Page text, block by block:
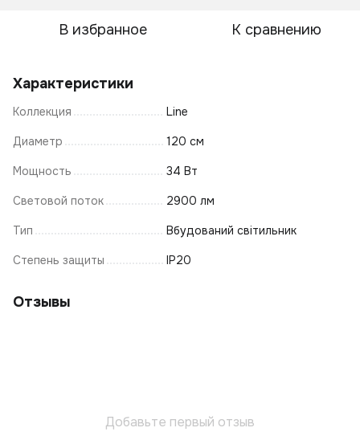
В избранное К сравнению
Характеристики
Коллекция Line
Диаметр 120 см
Мощность 34 Вт
Световой поток 2900 лм
Тип Вбудований світильник
Степень защиты IP20
Отзывы
Добавьте первый отзыв